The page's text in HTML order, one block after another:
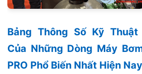
Bảng Thông Số Kỹ
Của Những Dòng Máy
PRO Phổ Biến Nhất Hiện